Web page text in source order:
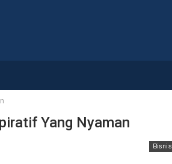
Yang Nyaman
Bisnis